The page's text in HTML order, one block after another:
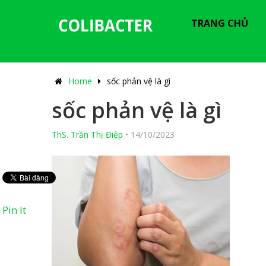
TRANG CHỦ
Home sốc phản vệ là gì
sốc phản vệ là gì
ThS. Trần Thị Điệp • 14/10/2023
Pin It